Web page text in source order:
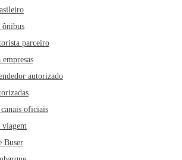
ônibus
parceiro
autorizado
oficiais
viagem
Buser